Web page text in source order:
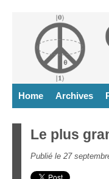
Home Archives
Le plus
Publié le 27